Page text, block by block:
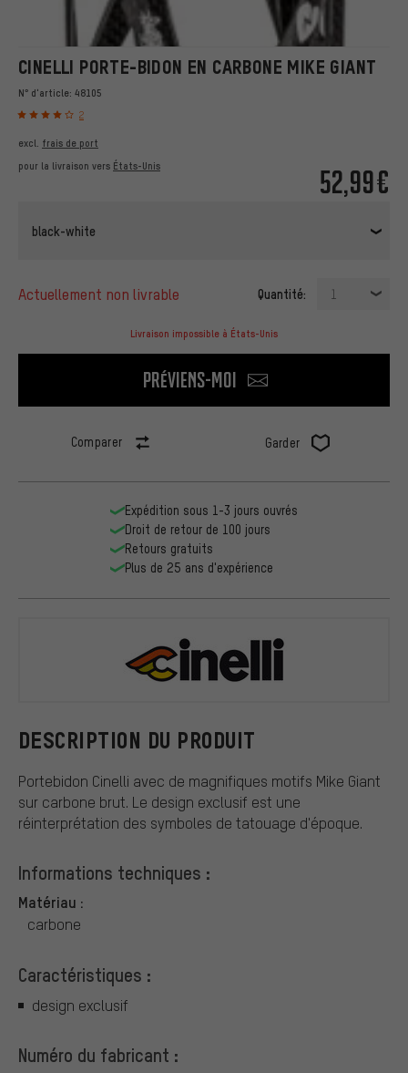
CINELLI PORTE-BIDON EN CARBONE MIKE GIANT
N° d'article: 48105
2
52,99€
excl. frais de port
pour la livraison vers États-Unis
black-white
actuellement non livrable Quantité: 1
Livraison impossible à États-Unis
Préviens-moi
Comparer Garder
DESCRIPTION DU PRODUIT
Portebidon Cinelli avec de magnifiques motifs Mike Giant
sur carbone brut. Le design exclusif est une
réinterprétation des symboles de tatouage d'époque.
Informations techniques :
Matériau :
carbone
Caractéristiques :
design exclusif
Numéro du fabricant :
Expédition sous 1-3 jours ouvrés
Droit de retour de 100 jours
Retours gratuits
Plus de 25 ans d'expérience